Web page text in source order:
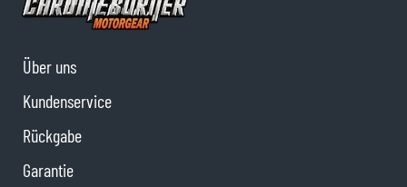
Über uns
Kundenservice
Rückgabe
Garantie